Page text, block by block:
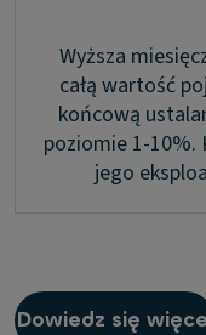
Wyższa
całą wartość
końcową
poziomie 1-10%.
jego
Dowiedz się